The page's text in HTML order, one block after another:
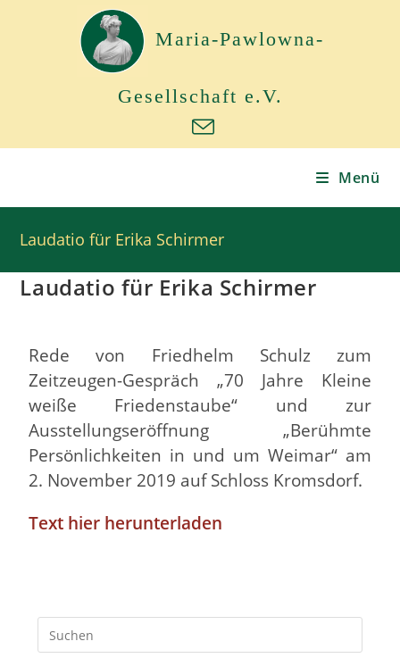
Maria-Pawlowna-
Gesellschaft e.V.
Menü
Laudatio für Erika Schirmer
Laudatio für Erika Schirmer
Rede von Friedhelm Schulz zum
Zeitzeugen-Gespräch „70 Jahre Kleine
weiße Friedenstaube“ und zur
Ausstellungseröffnung „Berühmte
Persönlichkeiten in und um Weimar“ am
2. November 2019 auf Schloss Kromsdorf.
Text hier herunterladen